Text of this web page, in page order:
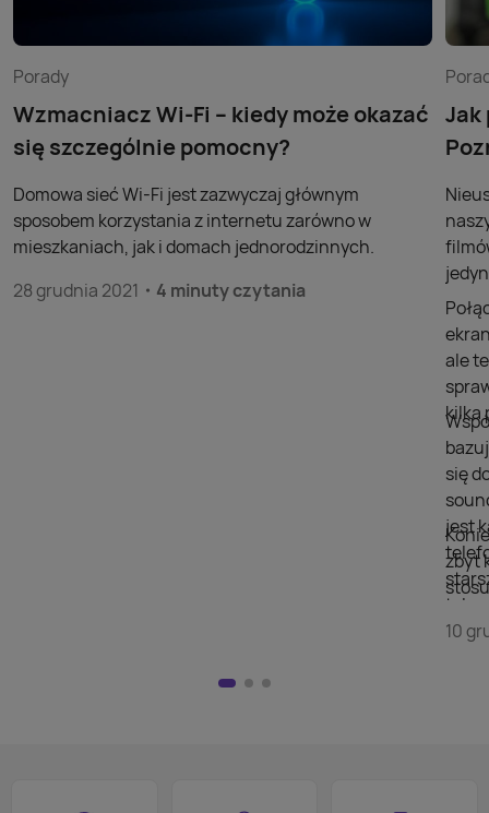
Porady
Wzmacniacz Wi-Fi – kiedy może okazać
się szczególnie pomocny?
Domowa sieć Wi-Fi jest zazwyczaj głównym
sposobem korzystania z internetu zarówno w
mieszkaniach, jak i domach jednorodzinnych.
28 grudnia 2021
4 minuty czytania
Jak
ale
kilka
się
jest
zbyt
10